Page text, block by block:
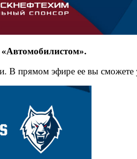
В прямом эфире ее вы